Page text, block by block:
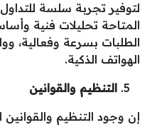
لتوفير تجربة سلسة
المتاحة تحليلات فنية
الطلبات بسرعة وفعالية،
الهواتف الذكية.
التنظيم والقوانين
إن وجود التنظيم